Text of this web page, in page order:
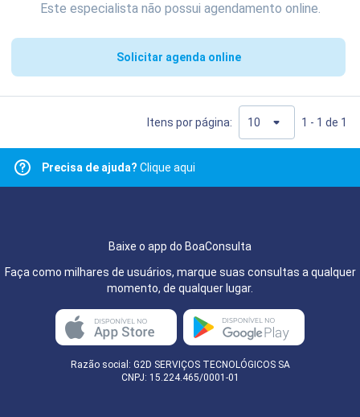
Este especialista não possui agendamento online.
Solicitar agenda online
Itens por página: 1 - 1 de 1
Precisa de ajuda? Clique aqui
Baixe o app do BoaConsulta
Faça como milhares de usuários, marque suas consultas a qualquer
momento, de qualquer lugar.
Razão social: G2D SERVIÇOS TECNOLÓGICOS SA
CNPJ: 15.224.465/0001-01